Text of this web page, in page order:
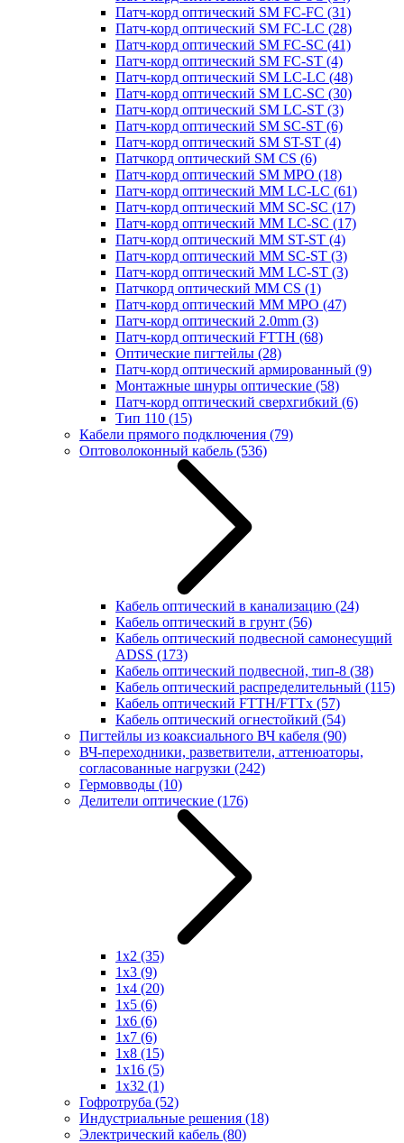
Патч-корд оптический SM FC-FC (31)
Патч-корд оптический SM FC-LC (28)
Патч-корд оптический SM FC-SC (41)
Патч-корд оптический SM FC-ST (4)
Патч-корд оптический SM LC-LC (48)
Патч-корд оптический SM LC-SC (30)
Патч-корд оптический SM LC-ST (3)
Патч-корд оптический SM SC-ST (6)
Патч-корд оптический SM ST-ST (4)
Патчкорд оптический SM CS (6)
Патч-корд оптический SM MPO (18)
Патч-корд оптический MM LC-LC (61)
Патч-корд оптический MM SC-SC (17)
Патч-корд оптический MM LC-SC (17)
Патч-корд оптический MM ST-ST (4)
Патч-корд оптический MM SC-ST (3)
Патч-корд оптический MM LC-ST (3)
Патчкорд оптический MM CS (1)
Патч-корд оптический MM MPO (47)
Патч-корд оптический 2.0mm (3)
Патч-корд оптический FTTH (68)
Оптические пигтейлы (28)
Патч-корд оптический армированный (9)
Монтажные шнуры оптические (58)
Патч-корд оптический сверхгибкий (6)
Тип 110 (15)
Кабели прямого подключения (79)
Оптоволоконный кабель (536)
Кабель оптический в канализацию (24)
Кабель оптический в грунт (56)
Кабель оптический подвесной самонесущий
ADSS (173)
Кабель оптический подвесной, тип-8 (38)
Кабель оптический распределительный (115)
Кабель оптический FTTH/FTTx (57)
Кабель оптический огнестойкий (54)
Пигтейлы из коаксиального ВЧ кабеля (90)
ВЧ-переходники, разветвители, аттенюаторы,
согласованные нагрузки (242)
Гермовводы (10)
Делители оптические (176)
1x2 (35)
1x3 (9)
1x4 (20)
1x5 (6)
1x6 (6)
1x7 (6)
1x8 (15)
1x16 (5)
1x32 (1)
Гофротруба (52)
Индустриальные решения (18)
Электрический кабель (80)